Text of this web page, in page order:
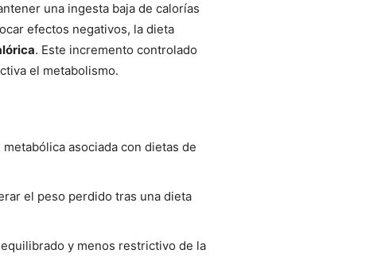
una ingesta baja de calorías
efectos negativos, la dieta
. Este incremento controlado
el metabolismo.
asociada con dietas de
el peso perdido tras una dieta
y menos restrictivo de la